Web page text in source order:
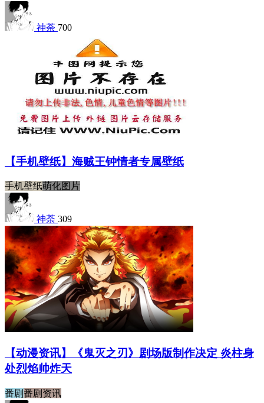
神荼 700
【手机壁纸】海贼王钟情者专属壁纸
手机壁纸萌化图片
神荼 309
【动漫资讯】《鬼灭之刃》剧场版制作决定 炎柱身
处烈焰帅炸天
番剧番剧资讯